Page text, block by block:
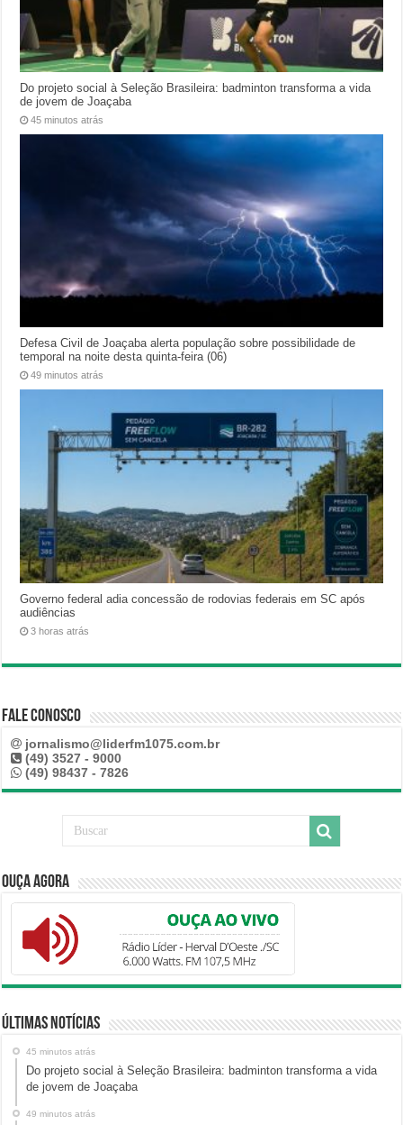
Do projeto social à Seleção Brasileira: badminton transforma a vida
de jovem de Joaçaba
45 minutos atrás
Defesa Civil de Joaçaba alerta população sobre possibilidade de
temporal na noite desta quinta-feira (06)
49 minutos atrás
Governo federal adia concessão de rodovias federais em SC após
audiências
3 horas atrás
Fale Conosco
jornalismo@liderfm1075.com.br
(49) 3527 - 9000
(49) 98437 - 7826
Ouça Agora
Últimas Notícias
45 minutos atrás
Do projeto social à Seleção Brasileira: badminton transforma a vida
de jovem de Joaçaba
49 minutos atrás